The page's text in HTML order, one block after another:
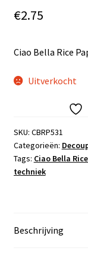
€2.75
Ciao Bella Rice
Uitverkocht
SKU: CBRP531
Categorieën:
Tags: Ciao Bella
techniek
Beschrijving